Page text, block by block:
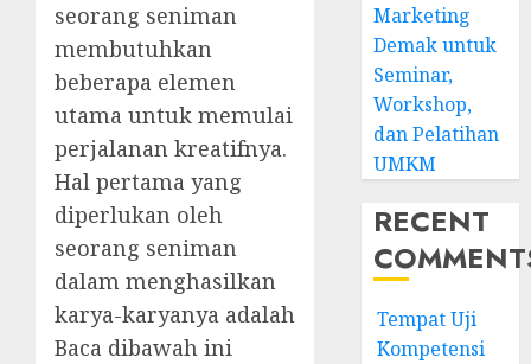
seorang seniman
membutuhkan
beberapa elemen
utama untuk memulai
perjalanan kreatifnya.
Hal pertama yang
diperlukan oleh
seorang seniman
dalam menghasilkan
karya-karyanya adalah
Baca dibawah ini
Marketing
Demak untuk
Seminar,
Workshop,
dan Pelatihan
UMKM
RECENT
Tempat Uji
Kompetensi